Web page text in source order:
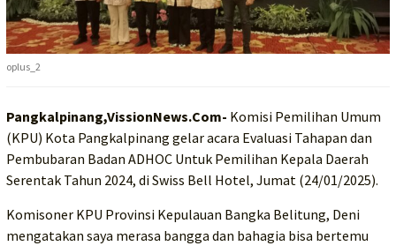
oplus_2
Pangkalpinang,VissionNews.Com- Komisi Pemilihan Umum
(KPU) Kota Pangkalpinang gelar acara Evaluasi Tahapan dan
Pembubaran Badan ADHOC Untuk Pemilihan Kepala Daerah
Serentak Tahun 2024, di Swiss Bell Hotel, Jumat (24/01/2025).
Komisoner KPU Provinsi Kepulauan Bangka Belitung, Deni
mengatakan saya merasa bangga dan bahagia bisa bertemu